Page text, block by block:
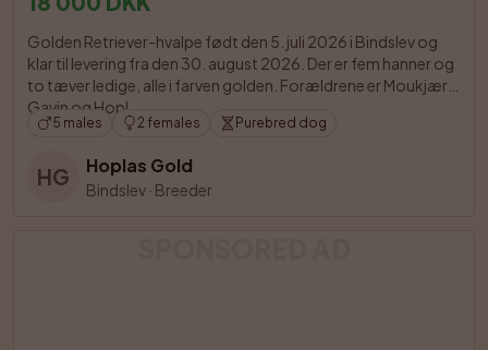
Golden Retriever-hvalpe født den 5. juli 2026 i Bindslev og
klar til levering fra den 30. august 2026. Der er fem hanner og
to tæver ledige, alle i farven golden. Forældrene er Moukjærs
Gavin og Hopl
5 males 2 females Purebred dog
HG Hoplas Gold
Bindslev · Breeder